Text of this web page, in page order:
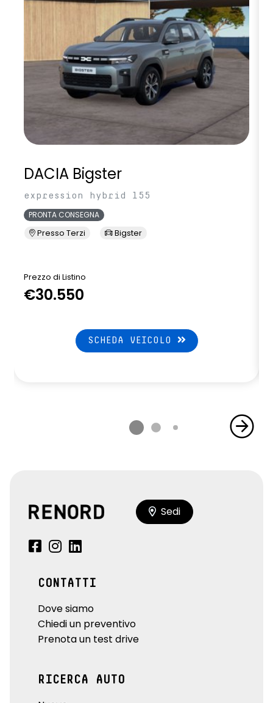
DACIA Bigster
expression hybrid 155
PRONTA CONSEGNA
Presso Terzi Bigster
Prezzo di Listino
€30.550
SCHEDA VEICOLO
Sedi
CONTATTI
Dove siamo
Chiedi un preventivo
Prenota un test drive
RICERCA AUTO